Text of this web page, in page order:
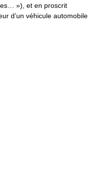
»), et en proscrit
d’un véhicule automobile